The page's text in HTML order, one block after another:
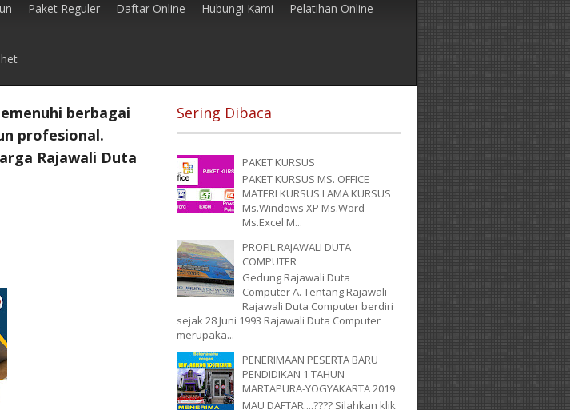
Paket Reguler Daftar Online Hubungi Kami Pelatihan Online
berbagai
profesional.
Rajawali Duta
Sering Dibaca
PAKET KURSUS
PAKET KURSUS MS. OFFICE
MATERI KURSUS LAMA KURSUS
Ms.Windows XP Ms.Word
Ms.Excel M...
PROFIL RAJAWALI DUTA
COMPUTER
Gedung Rajawali Duta
Computer A. Tentang Rajawali
Rajawali Duta Computer berdiri
sejak 28 Juni 1993 Rajawali Duta Computer
merupaka...
PENERIMAAN PESERTA BARU
PENDIDIKAN 1 TAHUN
MARTAPURA-YOGYAKARTA 2019
MAU DAFTAR....???? Silahkan klik